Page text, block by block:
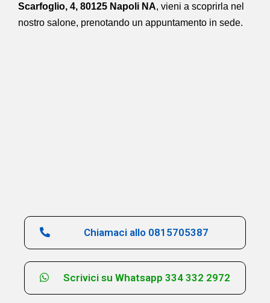
Scarfoglio, 4, 80125 Napoli NA, vieni a scoprirla nel
nostro salone, prenotando un appuntamento in sede.
Chiamaci allo 0815705387
Scrivici su Whatsapp 334 332 2972